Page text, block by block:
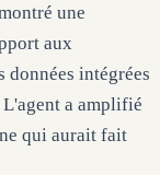
une
aux
données intégrées
L'agent a amplifié
qui aurait fait